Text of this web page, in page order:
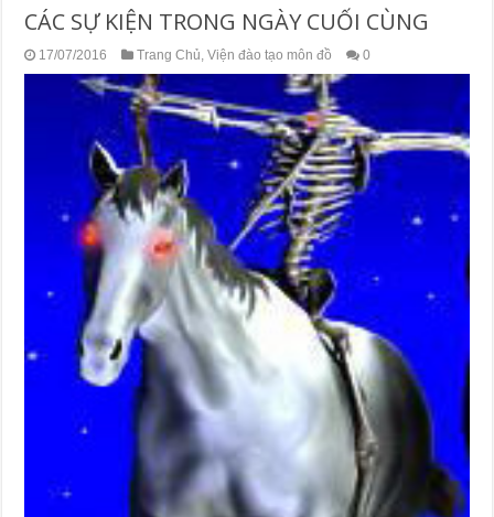
CÁC SỰ KIỆN TRONG NGÀY CUỐI CÙNG
17/07/2016 Trang Chủ,Viện đào tạo môn đồ 0